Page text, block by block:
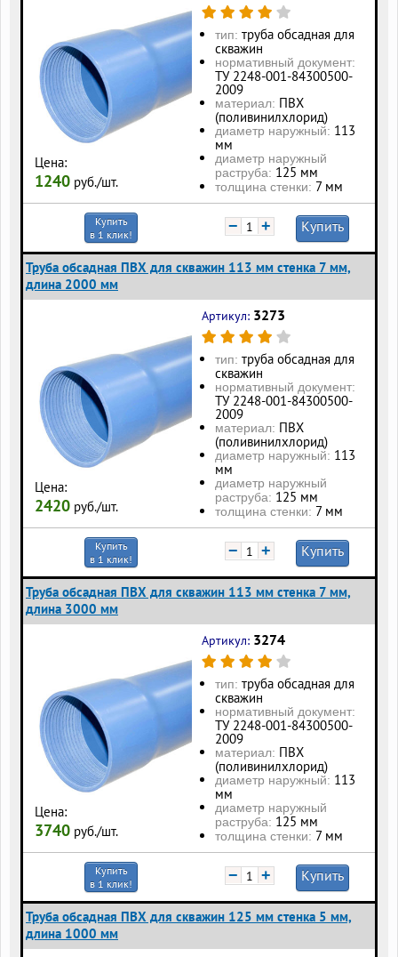
Цена:
1240 руб./шт.
тип: труба обсадная для
скважин
нормативный документ:
ТУ 2248-001-84300500-
2009
материал: ПВХ
(поливинилхлорид)
диаметр наружный: 113
мм
диаметр наружный
раструба: 125 мм
толщина стенки: 7 мм
Купить
в 1 клик!
− + Купить
Труба обсадная ПВХ для скважин 113 мм стенка 7 мм,
длина 2000 мм
Цена:
2420 руб./шт.
Артикул: 3273
тип: труба обсадная для
скважин
нормативный документ:
ТУ 2248-001-84300500-
2009
материал: ПВХ
(поливинилхлорид)
диаметр наружный: 113
мм
диаметр наружный
раструба: 125 мм
толщина стенки: 7 мм
Купить
в 1 клик!
− + Купить
Труба обсадная ПВХ для скважин 113 мм стенка 7 мм,
длина 3000 мм
Цена:
3740 руб./шт.
Артикул: 3274
тип: труба обсадная для
скважин
нормативный документ:
ТУ 2248-001-84300500-
2009
материал: ПВХ
(поливинилхлорид)
диаметр наружный: 113
мм
диаметр наружный
раструба: 125 мм
толщина стенки: 7 мм
Купить
в 1 клик!
− + Купить
Труба обсадная ПВХ для скважин 125 мм стенка 5 мм,
длина 1000 мм